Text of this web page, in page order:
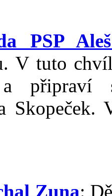
PSP
V tuto
a připraví
Skopeček.
Zuna: